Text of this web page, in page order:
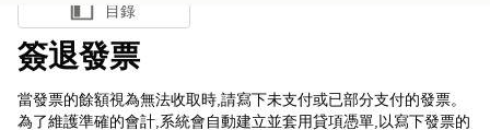
顯示目錄
目錄
簽退發票
當發票的餘額視為無法收取時,請寫下未支付或已部分支付的發票。
為了維護準確的會計,系統會自動建立並套用貸項憑單,以寫下發票的